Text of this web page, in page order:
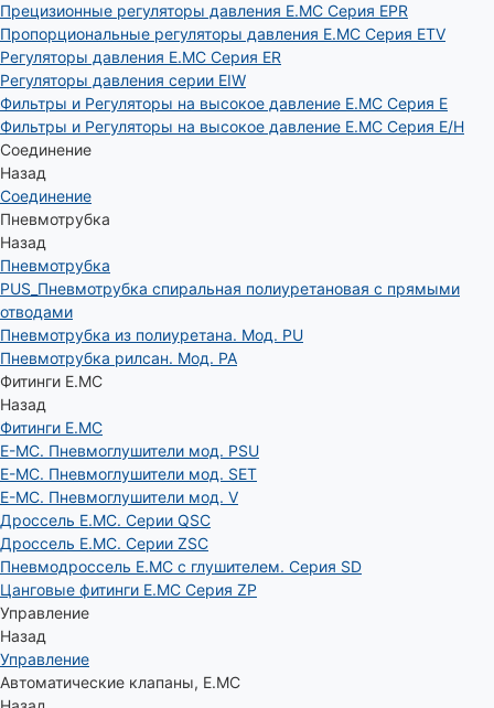
Прецизионные регуляторы давления E.MC Серия EPR
Пропорциональные регуляторы давления E.MC Серия ETV
Регуляторы давления E.MC Серия ER
Регуляторы давления серии EIW
Фильтры и Регуляторы на высокое давление E.MC Серия E
Фильтры и Регуляторы на высокое давление E.MC Серия E/H
Соединение
Назад
Соединение
Пневмотрубка
Назад
Пневмотрубка
PUS_Пневмотрубка спиральная полиуретановая с прямыми
отводами
Пневмотрубка из полиуретана. Мод. РU
Пневмотрубка рилсан. Мод. PA
Фитинги E.MC
Назад
Фитинги E.MC
E-MC. Пневмоглушители мод. PSU
E-MC. Пневмоглушители мод. SET
E-MC. Пневмоглушители мод. V
Дроссель E.MC. Серии QSC
Дроссель E.MC. Серии ZSC
Пневмодроссель E.MC с глушителем. Серия SD
Цанговые фитинги E.MC Серия ZP
Управление
Назад
Управление
Автоматические клапаны, Е.МС